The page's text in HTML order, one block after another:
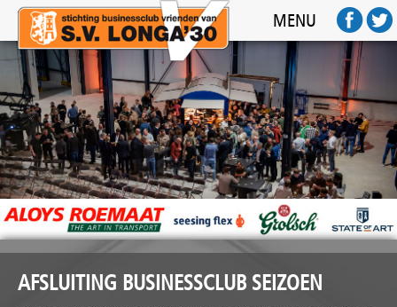
HOME
ACTIVITEITEN
SPONSOREN
FOTO'S
AFTERMOVIE
FC BUSINESS
CONTACT
MENU
AFSLUITING BUSINESSCLUB SEIZOEN